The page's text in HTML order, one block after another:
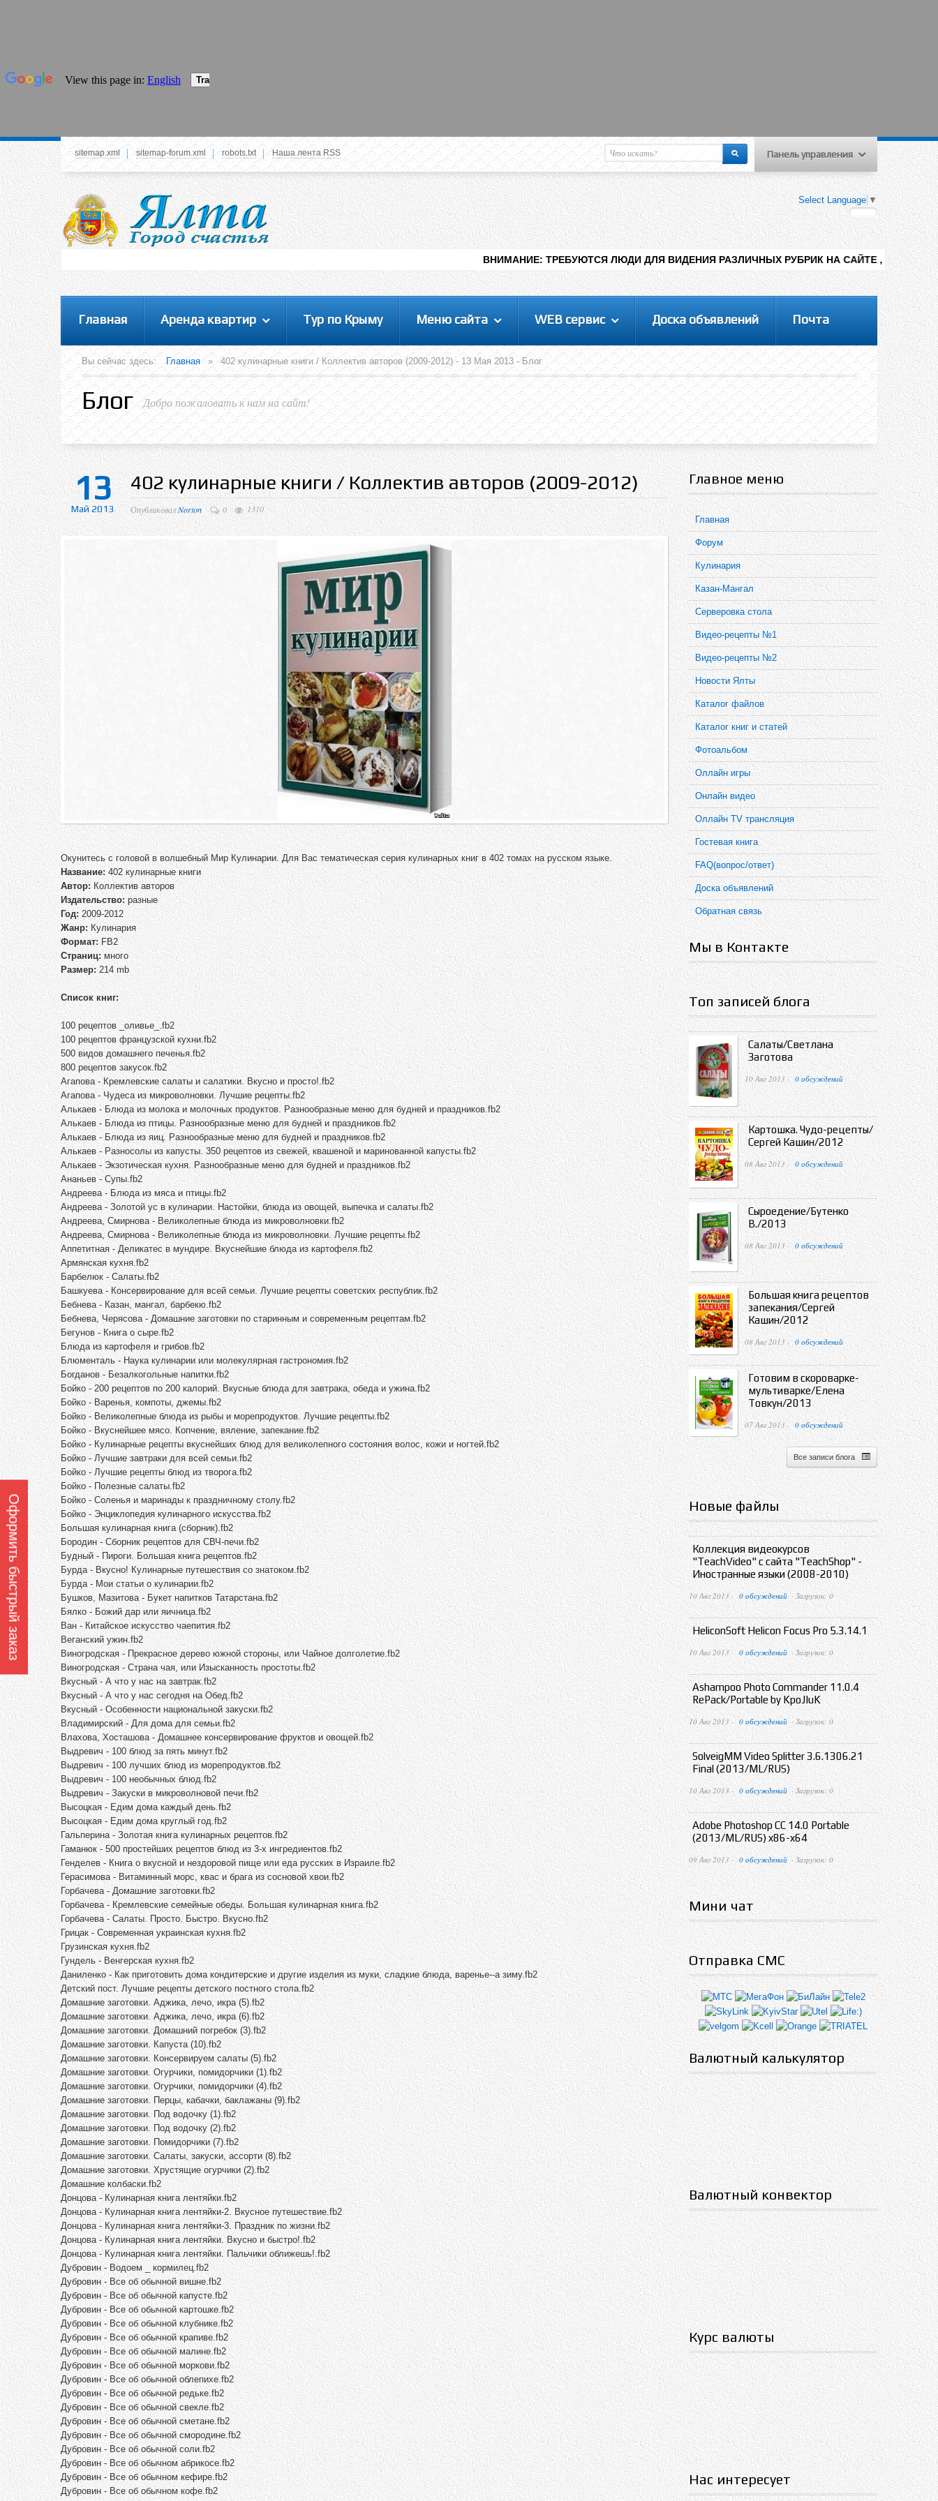
У вас нет прав просматривать данное меню,
пожалуйста, войдите на сайт под своим
логином или зарегестрируйтесь! Это позволит
вам пользоваться всеми функциями нашего
Здравствуйте уважаемыйГость. Чтобы
пользоваться данной панелью
управления, вам необходимо
авторизоваться на сайте под своим
логином, либо пройти регистрацию.
Меню пользователя
Вход на сайт
Регистрация
Панель управления
sitemap.xml sitemap-forum.xml robots.txt Наша лента RSS
Select Language ▼
ВНИМАНИЕ: ТРЕБУЮТСЯ ЛЮДИ ДЛЯ ВИДЕНИЯ РАЗЛИЧНЫХ РУБРИК НА САЙТЕ , ДОБАВЛЕНИЯ
Главная Аренда квартир Тур по Крыму Меню сайта WEB сервис Доска объявлений Почта
Вы сейчас здесь: Главная » 402 кулинарные книги / Коллектив авторов (2009-2012) - 13 Мая 2013 - Блог
Блог Добро пожаловать к нам на сайт!
13
Май 2013
402 кулинарные книги / Коллектив авторов (2009-2012)
ОпубликовалNorton 0 1310
Окунитесь с головой в волшебный Мир Кулинарии. Для Вас тематическая серия кулинарных книг в 402 томах на русском языке.
Название: 402 кулинарные книги
Автор:Коллектив авторов
Издательство: разные
Год:2009-2012
Жанр:Кулинария
Формат:FB2
Страниц:много
Размер:214 mb
Список книг:
100 рецептов _оливье_.fb2
100 рецептов французской кухни.fb2
500 видов домашнего печенья.fb2
800 рецептов закусок.fb2
Агапова - Кремлевские салаты и салатики. Вкусно и просто!.fb2
Агапова - Чудеса из микроволновки. Лучшие рецепты.fb2
Алькаев - Блюда из молока и молочных продуктов. Разнообразные меню для будней и праздников.fb2
Алькаев - Блюда из птицы. Разнообразные меню для будней и праздников.fb2
Алькаев - Блюда из яиц. Разнообразные меню для будней и праздников.fb2
Алькаев - Разносолы из капусты. 350 рецептов из свежей, квашеной и маринованной капусты.fb2
Алькаев - Экзотическая кухня. Разнообразные меню для будней и праздников.fb2
Ананьев - Супы.fb2
Андреева - Блюда из мяса и птицы.fb2
Андреева - Золотой ус в кулинарии. Настойки, блюда из овощей, выпечка и салаты.fb2
Андреева, Смирнова - Великолепные блюда из микроволновки.fb2
Андреева, Смирнова - Великолепные блюда из микроволновки. Лучшие рецепты.fb2
Аппетитная - Деликатес в мундире. Вкуснейшие блюда из картофеля.fb2
Армянская кухня.fb2
Барбелюк - Салаты.fb2
Башкуева - Консервирование для всей семьи. Лучшие рецепты советских республик.fb2
Бебнева - Казан, мангал, барбекю.fb2
Бебнева, Черясова - Домашние заготовки по старинным и современным рецептам.fb2
Бегунов - Книга о сыре.fb2
Блюда из картофеля и грибов.fb2
Блюменталь - Наука кулинарии или молекулярная гастрономия.fb2
Богданов - Безалкогольные напитки.fb2
Бойко - 200 рецептов по 200 калорий. Вкусные блюда для завтрака, обеда и ужина.fb2
Бойко - Варенья, компоты, джемы.fb2
Бойко - Великолепные блюда из рыбы и морепродуктов. Лучшие рецепты.fb2
Бойко - Вкуснейшее мясо. Копчение, вяление, запекание.fb2
Бойко - Кулинарные рецепты вкуснейших блюд для великолепного состояния волос, кожи и ногтей.fb2
Бойко - Лучшие завтраки для всей семьи.fb2
Бойко - Лучшие рецепты блюд из творога.fb2
Бойко - Полезные салаты.fb2
Бойко - Соленья и маринады к праздничному столу.fb2
Бойко - Энциклопедия кулинарного искусства.fb2
Большая кулинарная книга (сборник).fb2
Бородин - Сборник рецептов для СВЧ-печи.fb2
Будный - Пироги. Большая книга рецептов.fb2
Бурда - Вкусно! Кулинарные путешествия со знатоком.fb2
Бурда - Мои статьи о кулинарии.fb2
Бушков, Мазитова - Букет напитков Татарстана.fb2
Бялко - Божий дар или яичница.fb2
Ван - Китайское искусство чаепития.fb2
Веганский ужин.fb2
Виногродская - Прекрасное дерево южной стороны, или Чайное долголетие.fb2
Виногродская - Страна чая, или Изысканность простоты.fb2
Вкусный - А что у нас на завтрак.fb2
Вкусный - А что у нас сегодня на Обед.fb2
Вкусный - Особенности национальной закуски.fb2
Владимирский - Для дома для семьи.fb2
Влахова, Хосташова - Домашнее консервирование фруктов и овощей.fb2
Выдревич - 100 блюд за пять минут.fb2
Выдревич - 100 лучших блюд из морепродуктов.fb2
Выдревич - 100 необычных блюд.fb2
Выдревич - Закуски в микроволновой печи.fb2
Высоцкая - Едим дома каждый день.fb2
Высоцкая - Едим дома круглый год.fb2
Гальперина - Золотая книга кулинарных рецептов.fb2
Гаманюк - 500 простейших рецептов блюд из 3-х ингредиентов.fb2
Генделев - Книга о вкусной и нездоровой пище или еда русских в Израиле.fb2
Герасимова - Витаминный морс, квас и брага из сосновой хвои.fb2
Горбачева - Домашние заготовки.fb2
Горбачева - Кремлевские семейные обеды. Большая кулинарная книга.fb2
Горбачева - Салаты. Просто. Быстро. Вкусно.fb2
Грицак - Современная украинская кухня.fb2
Грузинская кухня.fb2
Гундель - Венгерская кухня.fb2
Даниленко - Как приготовить дома кондитерские и другие изделия из муки, сладкие блюда, варенье--а зиму.fb2
Детский пост. Лучшие рецепты детского постного стола.fb2
Домашние заготовки. Аджика, лечо, икра (5).fb2
Домашние заготовки. Аджика, лечо, икра (6).fb2
Домашние заготовки. Домашний погребок (3).fb2
Домашние заготовки. Капуста (10).fb2
Домашние заготовки. Консервируем салаты (5).fb2
Домашние заготовки. Огурчики, помидорчики (1).fb2
Домашние заготовки. Огурчики, помидорчики (4).fb2
Домашние заготовки. Перцы, кабачки, баклажаны (9).fb2
Домашние заготовки. Под водочку (1).fb2
Домашние заготовки. Под водочку (2).fb2
Домашние заготовки. Помидорчики (7).fb2
Домашние заготовки. Салаты, закуски, ассорти (8).fb2
Домашние заготовки. Хрустящие огурчики (2).fb2
Домашние колбаски.fb2
Донцова - Кулинарная книга лентяйки.fb2
Донцова - Кулинарная книга лентяйки-2. Вкусное путешествие.fb2
Донцова - Кулинарная книга лентяйки-3. Праздник по жизни.fb2
Донцова - Кулинарная книга лентяйки. Вкусно и быстро!.fb2
Донцова - Кулинарная книга лентяйки. Пальчики оближешь!.fb2
Дубровин - Водоем _ кормилец.fb2
Дубровин - Все об обычной вишне.fb2
Дубровин - Все об обычной капусте.fb2
Дубровин - Все об обычной картошке.fb2
Дубровин - Все об обычной клубнике.fb2
Дубровин - Все об обычной крапиве.fb2
Дубровин - Все об обычной малине.fb2
Дубровин - Все об обычной моркови.fb2
Дубровин - Все об обычной облепихе.fb2
Дубровин - Все об обычной редьке.fb2
Дубровин - Все об обычной свекле.fb2
Дубровин - Все об обычной сметане.fb2
Дубровин - Все об обычной смородине.fb2
Дубровин - Все об обычной соли.fb2
Дубровин - Все об обычном абрикосе.fb2
Дубровин - Все об обычном кефире.fb2
Дубровин - Все об обычном кофе.fb2
Главное меню
Главная
Форум
Кулинария
Казан-Мангал
Серверовка стола
Видео-рецепты №1
Видео-рецепты №2
Новости Ялты
Каталог файлов
Каталог книг и статей
Фотоальбом
Оллайн игры
Онлайн видео
Оллайн TV трансляция
Гостевая книга
FAQ(вопрос/ответ)
Доска объявлений
Обратная связь
Мы в Контакте
Топ записей блога
Салаты/Светлана
Заготова
10 Авг 2013 · 0 обсуждений
Картошка. Чудо-рецепты/
Сергей Кашин/2012
08 Авг 2013 · 0 обсуждений
Сыроедение/Бутенко
В./2013
08 Авг 2013 · 0 обсуждений
Большая книга рецептов
запекания/Сергей
Кашин/2012
08 Авг 2013 · 0 обсуждений
Готовим в скороварке-
мультиварке/Елена
Товкун/2013
07 Авг 2013 · 0 обсуждений
Все записи блога
Новые файлы
Коллекция видеокурсов
"TeachVideo" с сайта "TeachShop" -
Иностранные языки (2008-2010)
10 Авг 2013 · 0 обсуждений · Загрузок: 0
HeliconSoft Helicon Focus Pro 5.3.14.1
10 Авг 2013 · 0 обсуждений · Загрузок: 0
Ashampoo Photo Commander 11.0.4
RePack/Portable by KpoJIuK
10 Авг 2013 · 0 обсуждений · Загрузок: 0
SolveigMM Video Splitter 3.6.1306.21
Final (2013/ML/RUS)
10 Авг 2013 · 0 обсуждений · Загрузок: 0
Adobe Photoshop CC 14.0 Portable
(2013/ML/RUS) x86-x64
09 Авг 2013 · 0 обсуждений · Загрузок: 0
Мини чат
Отправка СМС
Валютный калькулятор
Валютный конвектор
Курс валюты
Нас интересует
Оформить быстрый заказ